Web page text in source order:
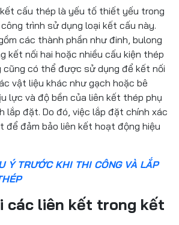
cấu thép là yếu tố thiết yếu trong
trình sử dụng loại kết cấu này.
các thành phần như đinh, bulong
kết nối hai hoặc nhiều cấu kiện thép
cũng có thể được sử dụng để kết nối
vật liệu khác như gạch hoặc bê
lực và độ bền của liên kết thép phụ
lắp đặt. Do đó, việc lắp đặt chính xác
để đảm bảo liên kết hoạt động hiệu
Ý TRƯỚC KHI THI CÔNG VÀ LẮP
các liên kết trong kết